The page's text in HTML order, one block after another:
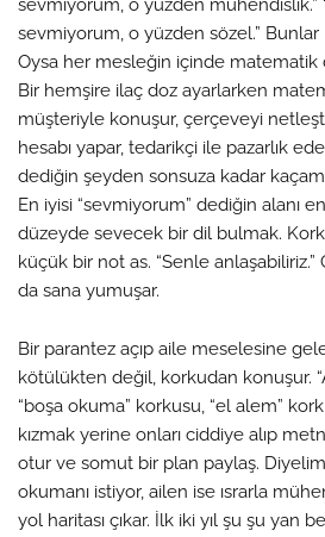
sevmiyorum, o yüzden mühendislik.”
sevmiyorum, o yüzden sözel.” Bunlar
Oysa her mesleğin içinde matematik
Bir hemşire ilaç doz ayarlarken
müşteriyle konuşur, çerçeveyi
hesabı yapar, tedarikçi ile pazarlık
dediğin şeyden sonsuza kadar
En iyisi “sevmiyorum” dediğin alanı
düzeyde sevecek bir dil bulmak.
küçük bir not as. “Senle
da sana yumuşar.
Bir parantez açıp aile meselesine
kötülükten değil, korkudan konuşur.
“boşa okuma” korkusu, “el alem”
kızmak yerine onları ciddiye alıp
otur ve somut bir plan paylaş.
okumanı istiyor, ailen ise ısrarla
yol haritası çıkar. İlk iki yıl şu şu yan